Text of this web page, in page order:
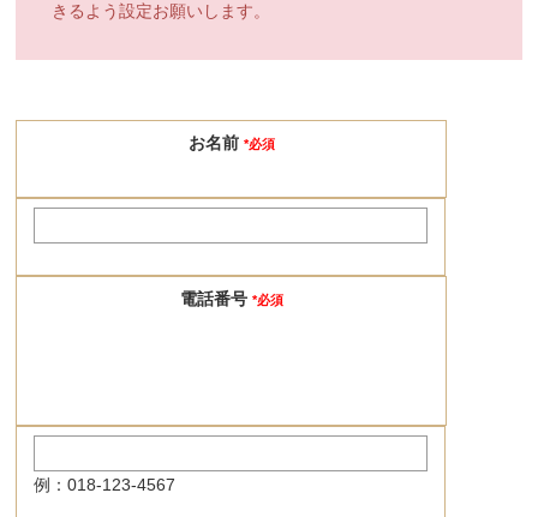
きるよう設定お願いします。
お名前 *必須
電話番号 *必須
例：018-123-4567